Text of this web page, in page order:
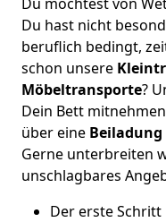
Du hast nicht
beruflich bedingt,
schon unsere
Möbeltransporte?
Dein Bett
über eine Beiladung
Gerne unterbreiten
unschlagbares
Der erste